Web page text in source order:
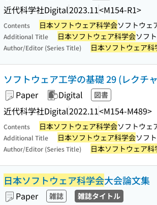
近代科学社Digital2023.11<M154-R1>
Contents 日本ソフトウェア科学会ソフトウェ
Additional Title 日本ソフトウェア科学会ソフ
Author/Editor (Series Title) 日本ソフトウェア科
ソフトウェア工学の基礎 29 (レクチ
Paper Digital 図書
近代科学社Digital2022.11<M154-M489>
Contents 日本ソフトウェア科学会ソフトウェ
Additional Title 日本ソフトウェア科学会ソフ
Author/Editor (Series Title) 日本ソフトウェア科
日本ソフトウェア科学会大会論文集
Paper 雑誌 雑誌タイトル